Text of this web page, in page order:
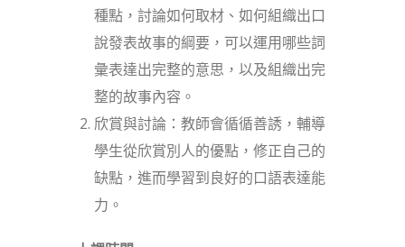
種點，討論如何取材、如何組織出口
說發表故事的綱要，可以運用哪些詞
彙表達出完整的意思，以及組織出完
整的故事內容。
欣賞與討論：教師會循循善誘，輔導
學生從欣賞別人的優點，修正自己的
缺點，進而學習到良好的口語表達能
力。